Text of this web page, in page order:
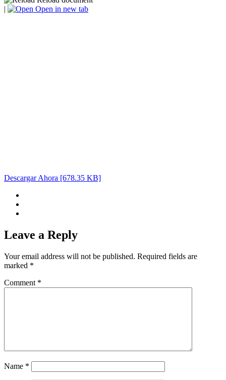
|
Open in new tab
Descargar Ahora [678.35 KB]
Leave a Reply
Your email address will not be published. Required fields are
marked *
Comment *
Name *